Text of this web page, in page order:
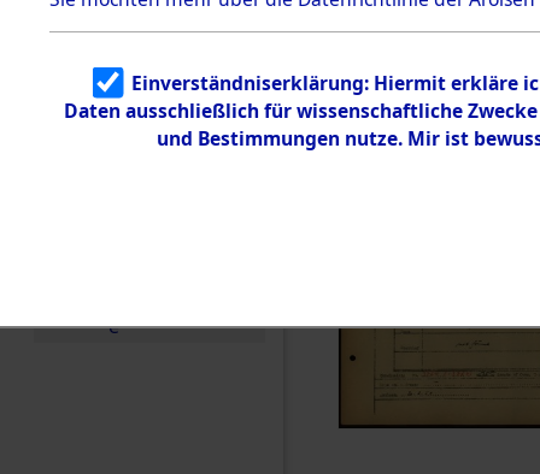
5.3.2
Identifizierun
g
5.3.3
Todesmärsch
e
0038
Einverständniserklärung: Hiermit erkläre
Daten ausschließlich für wissenschaftliche
und Bestimmungen nutze. Mir ist